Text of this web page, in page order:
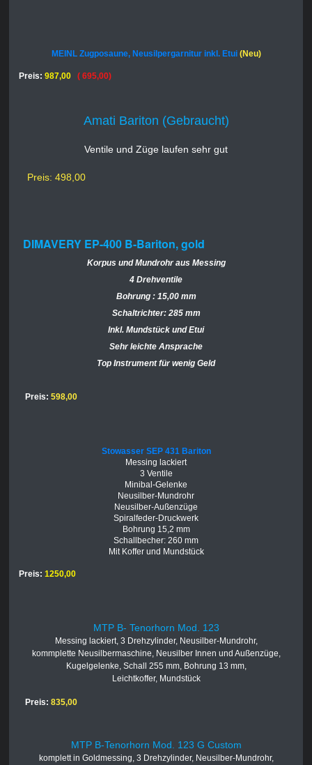
MEINL Zugposaune, Neusilpergarnitur inkl. Etui (Neu)
Preis: 987,00 ( 695,00)
Amati Bariton (Gebraucht)
Ventile und Züge laufen sehr gut
Preis: 498,00
DIMAVERY EP-400 B-Bariton, gold
Korpus und Mundrohr aus Messing
4 Drehventile
Bohrung : 15,00 mm
Schaltrichter: 285 mm
Inkl. Mundstück und Etui
Sehr leichte Ansprache
Top Instrument für wenig Geld
Preis: 598,00
Stowasser SEP 431 Bariton
Messing lackiert
3 Ventile
Minibal-Gelenke
Neusilber-Mundrohr
Neusilber-Außenzüge
Spiralfeder-Druckwerk
Bohrung 15,2 mm
Schallbecher: 260 mm
Mit Koffer und Mundstück
Preis: 1250,00
MTP B- Tenorhorn Mod. 123
Messing lackiert, 3 Drehzylinder, Neusilber-Mundrohr,
kommplette Neusilbermaschine, Neusilber Innen und Außenzüge,
Kugelgelenke, Schall 255 mm, Bohrung 13 mm,
Leichtkoffer, Mundstück
Preis: 835,00
MTP B-Tenorhorn Mod. 123 G Custom
komplett in Goldmessing, 3 Drehzylinder, Neusilber-Mundrohr,